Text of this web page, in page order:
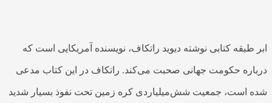
ابر طبقه کتابی نوشته دیوید راتکاف، نویسنده آمریکایی است که
درباره حکومت جهانی صحبت می‌کند. راتکاف در این کتاب مدعی
شده است، جمعیت شش‌میلیاردی کره زمین تحت نفوذ بسیار شدید